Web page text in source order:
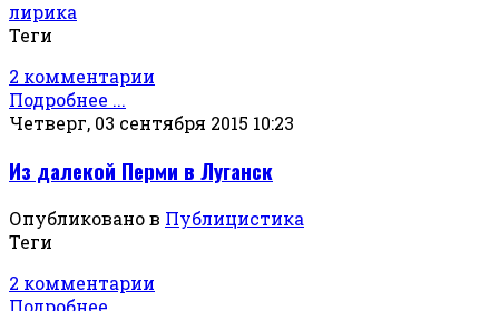
лирика
Теги
2 комментарии
Подробнее ...
Четверг, 03 сентября 2015 10:23
Из далекой Перми в Луганск
Опубликовано в Публицистика
Теги
2 комментарии
Подробнее ...